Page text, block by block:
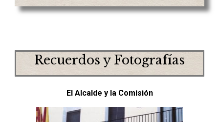
Recuerdos y Fotografías
El Alcalde y la Comisión